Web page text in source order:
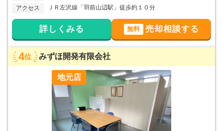
アクセス
ＪＲ左沢線「羽前山辺駅」徒歩約１０分
詳しくみる 無料 売却相談する
4位 みずほ開発有限会社
地元店